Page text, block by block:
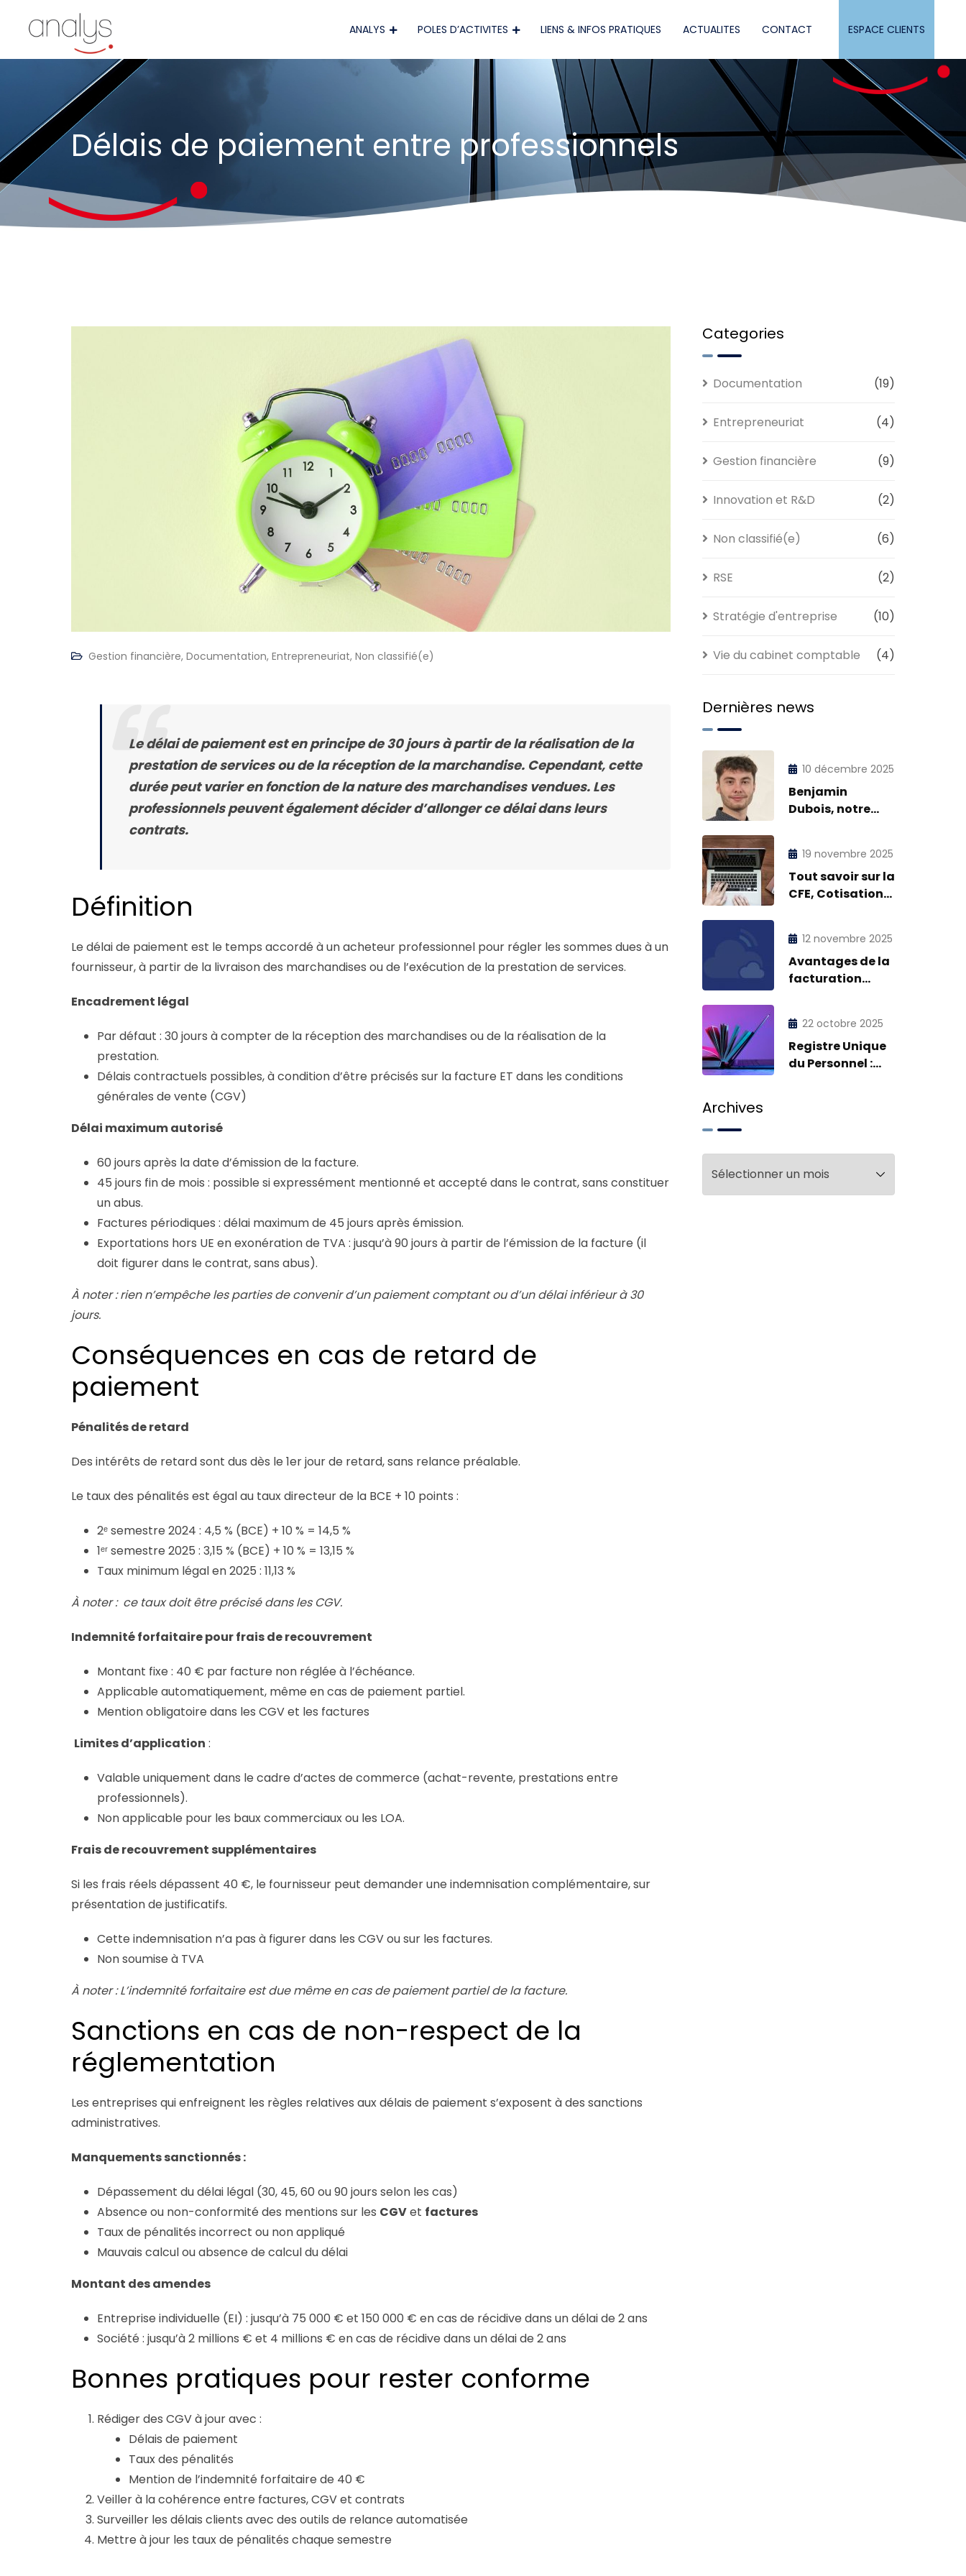
ANALYS POLES D’ACTIVITES LIENS & INFOS PRATIQUES ACTUALITES CONTACT ESPACE CLIENTS
Délais de paiement entre professionnels
Gestion financière, Documentation, Entrepreneuriat, Non classifié(e)
Le délai de paiement est en principe de 30 jours à partir de la réalisation de la
prestation de services ou de la réception de la marchandise. Cependant, cette
durée peut varier en fonction de la nature des marchandises vendues. Les
professionnels peuvent également décider d’allonger ce délai dans leurs
contrats.
Définition
Le délai de paiement est le temps accordé à un acheteur professionnel pour régler les sommes dues à un
fournisseur, à partir de la livraison des marchandises ou de l’exécution de la prestation de services.
Encadrement légal
Par défaut : 30 jours à compter de la réception des marchandises ou de la réalisation de la
prestation.
Délais contractuels possibles, à condition d’être précisés sur la facture ET dans les conditions
générales de vente (CGV)
Délai maximum autorisé
60 jours après la date d’émission de la facture.
45 jours fin de mois : possible si expressément mentionné et accepté dans le contrat, sans constituer
un abus.
Factures périodiques : délai maximum de 45 jours après émission.
Exportations hors UE en exonération de TVA : jusqu’à 90 jours à partir de l’émission de la facture (il
doit figurer dans le contrat, sans abus).
À noter : rien n’empêche les parties de convenir d’un paiement comptant ou d’un délai inférieur à 30
jours.
Conséquences en cas de retard de
paiement
Pénalités de retard
Des intérêts de retard sont dus dès le 1er jour de retard, sans relance préalable.
Le taux des pénalités est égal au taux directeur de la BCE + 10 points :
2ᵉ semestre 2024 : 4,5 % (BCE) + 10 % = 14,5 %
1ᵉʳ semestre 2025 : 3,15 % (BCE) + 10 % = 13,15 %
Taux minimum légal en 2025 : 11,13 %
À noter : ce taux doit être précisé dans les CGV.
Indemnité forfaitaire pour frais de recouvrement
Montant fixe : 40 € par facture non réglée à l’échéance.
Applicable automatiquement, même en cas de paiement partiel.
Mention obligatoire dans les CGV et les factures
Limites d’application :
Valable uniquement dans le cadre d’actes de commerce (achat-revente, prestations entre
professionnels).
Non applicable pour les baux commerciaux ou les LOA.
Frais de recouvrement supplémentaires
Si les frais réels dépassent 40 €, le fournisseur peut demander une indemnisation complémentaire, sur
présentation de justificatifs.
Cette indemnisation n’a pas à figurer dans les CGV ou sur les factures.
Non soumise à TVA
À noter : L’indemnité forfaitaire est due même en cas de paiement partiel de la facture.
Sanctions en cas de non-respect de la
réglementation
Les entreprises qui enfreignent les règles relatives aux délais de paiement s’exposent à des sanctions
administratives.
Manquements sanctionnés :
Dépassement du délai légal (30, 45, 60 ou 90 jours selon les cas)
Absence ou non-conformité des mentions sur les CGVet factures
Taux de pénalités incorrect ou non appliqué
Mauvais calcul ou absence de calcul du délai
Montant des amendes
Entreprise individuelle (EI) : jusqu’à 75 000 € et 150 000 € en cas de récidive dans un délai de 2 ans
Société : jusqu’à 2 millions € et 4 millions € en cas de récidive dans un délai de 2 ans
Bonnes pratiques pour rester conforme
Rédiger des CGV à jour avec :
Délais de paiement
Taux des pénalités
Mention de l’indemnité forfaitaire de 40 €
Veiller à la cohérence entre factures, CGV et contrats
Surveiller les délais clients avec des outils de relance automatisée
Mettre à jour les taux de pénalités chaque semestre
Categories
Documentation (19)
Entrepreneuriat (4)
Gestion financière (9)
Innovation et R&D (2)
Non classifié(e) (6)
RSE (2)
Stratégie d'entreprise (10)
Vie du cabinet comptable (4)
Dernières news
10 décembre 2025
Benjamin
Dubois, notre
19 novembre 2025
Tout savoir sur la
CFE, Cotisation
12 novembre 2025
Avantages de la
facturation
22 octobre 2025
Registre Unique
du Personnel :
Archives
Archives